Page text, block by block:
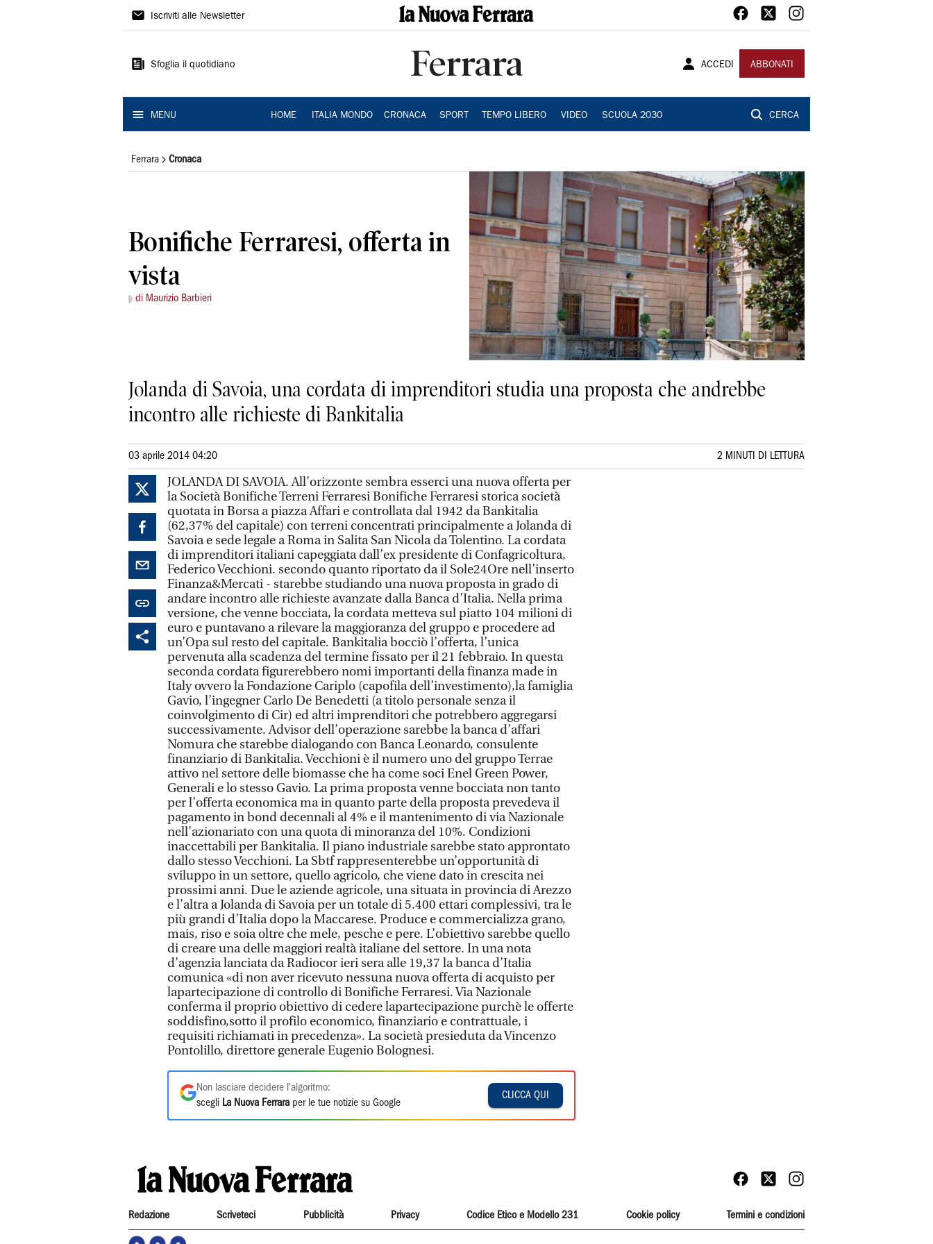
La
Ferrara
Iscriviti alle Newsletter
Sfoglia il quotidiano Ferrara ACCEDI ABBONATI
MENU HOME ITALIA MONDO CRONACA SPORT TEMPO LIBERO VIDEO SCUOLA 2030 CERCA
Ferrara Cronaca
Bonifiche Ferraresi, offerta in
vista
di Maurizio Barbieri
Jolanda di Savoia, una cordata di imprenditori studia una proposta che andrebbe
incontro alle richieste di Bankitalia
03 aprile 2014 04:20 2 MINUTI DI LETTURA
JOLANDA DI SAVOIA. All’orizzonte sembra esserci una nuova offerta per
la Società Bonifiche Terreni Ferraresi Bonifiche Ferraresi storica società
quotata in Borsa a piazza Affari e controllata dal 1942 da Bankitalia
(62,37% del capitale) con terreni concentrati principalmente a Jolanda di
Savoia e sede legale a Roma in Salita San Nicola da Tolentino. La cordata
di imprenditori italiani capeggiata dall’ex presidente di Confagricoltura,
Federico Vecchioni. secondo quanto riportato da il Sole24Ore nell’inserto
Finanza&Mercati - starebbe studiando una nuova proposta in grado di
andare incontro alle richieste avanzate dalla Banca d’Italia. Nella prima
versione, che venne bocciata, la cordata metteva sul piatto 104 milioni di
euro e puntavano a rilevare la maggioranza del gruppo e procedere ad
un’Opa sul resto del capitale. Bankitalia bocciò l’offerta, l’unica
pervenuta alla scadenza del termine fissato per il 21 febbraio. In questa
seconda cordata figurerebbero nomi importanti della finanza made in
Italy ovvero la Fondazione Cariplo (capofila dell’investimento),la famiglia
Gavio, l’ingegner Carlo De Benedetti (a titolo personale senza il
coinvolgimento di Cir) ed altri imprenditori che potrebbero aggregarsi
successivamente. Advisor dell’operazione sarebbe la banca d’affari
Nomura che starebbe dialogando con Banca Leonardo, consulente
finanziario di Bankitalia. Vecchioni è il numero uno del gruppo Terrae
attivo nel settore delle biomasse che ha come soci Enel Green Power,
Generali e lo stesso Gavio. La prima proposta venne bocciata non tanto
per l’offerta economica ma in quanto parte della proposta prevedeva il
pagamento in bond decennali al 4% e il mantenimento di via Nazionale
nell’azionariato con una quota di minoranza del 10%. Condizioni
inaccettabili per Bankitalia. Il piano industriale sarebbe stato approntato
dallo stesso Vecchioni. La Sbtf rappresenterebbe un’opportunità di
sviluppo in un settore, quello agricolo, che viene dato in crescita nei
prossimi anni. Due le aziende agricole, una situata in provincia di Arezzo
e l’altra a Jolanda di Savoia per un totale di 5.400 ettari complessivi, tra le
più grandi d’Italia dopo la Maccarese. Produce e commercializza grano,
mais, riso e soia oltre che mele, pesche e pere. L’obiettivo sarebbe quello
di creare una delle maggiori realtà italiane del settore. In una nota
d’agenzia lanciata da Radiocor ieri sera alle 19,37 la banca d’Italia
comunica «di non aver ricevuto nessuna nuova offerta di acquisto per
lapartecipazione di controllo di Bonifiche Ferraresi. Via Nazionale
conferma il proprio obiettivo di cedere lapartecipazione purchè le offerte
soddisfino,sotto il profilo economico, finanziario e contrattuale, i
requisiti richiamati in precedenza». La società presieduta da Vincenzo
Pontolillo, direttore generale Eugenio Bolognesi.
Non lasciare decidere l'algoritmo:
scegli La Nuova Ferrara per le tue notizie su Google
CLICCA QUI
Redazione Scriveteci Pubblicità Privacy Codice Etico e Modello 231 Cookie policy Termini e condizioni